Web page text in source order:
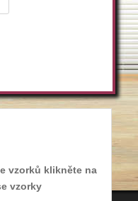
vzorků klikněte na
vzorky